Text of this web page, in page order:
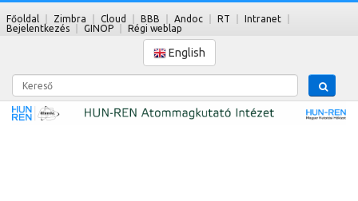
Főoldal Zimbra Cloud BBB Andoc RT
Intranet
Bejelentkezés
GINOP Régi weblap
English
Kereső